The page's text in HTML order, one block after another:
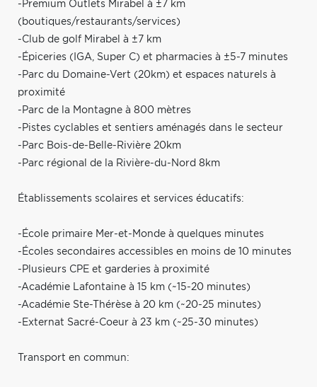
-Premium Outlets Mirabel à ±7 km
(boutiques/restaurants/services)
-Club de golf Mirabel à ±7 km
-Épiceries (IGA, Super C) et pharmacies à ±5-7 minutes
-Parc du Domaine-Vert (20km) et espaces naturels à
proximité
-Parc de la Montagne à 800 mètres
-Pistes cyclables et sentiers aménagés dans le secteur
-Parc Bois-de-Belle-Rivière 20km
-Parc régional de la Rivière-du-Nord 8km
Établissements scolaires et services éducatifs:
-École primaire Mer-et-Monde à quelques minutes
-Écoles secondaires accessibles en moins de 10 minutes
-Plusieurs CPE et garderies à proximité
-Académie Lafontaine à 15 km (~15-20 minutes)
-Académie Ste-Thérèse à 20 km (~20-25 minutes)
-Externat Sacré-Coeur à 23 km (~25-30 minutes)
Transport en commun: